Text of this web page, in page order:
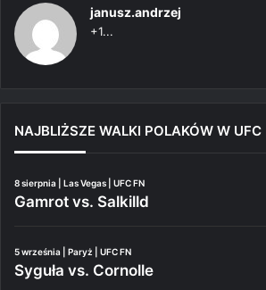
janusz.andrzej
+1...
NAJBLIŻSZE WALKI POLAKÓW W UFC
8 sierpnia | Las Vegas | UFC FN
Gamrot vs. Salkilld
5 września | Paryż | UFC FN
Syguła vs. Cornolle